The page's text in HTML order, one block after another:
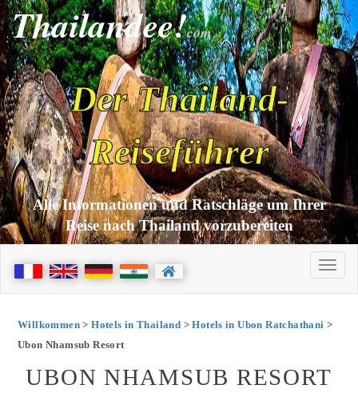
Thailandee!com
Der Thailand-
Reiseführer
Alle Informationen und Ratschläge um Ihrer
Reise nach Thailand vorzubereiten
Willkommen>Hotels in Thailand >Hotels in Ubon Ratchathani >
Ubon Nhamsub Resort
UBON NHAMSUB RESORT